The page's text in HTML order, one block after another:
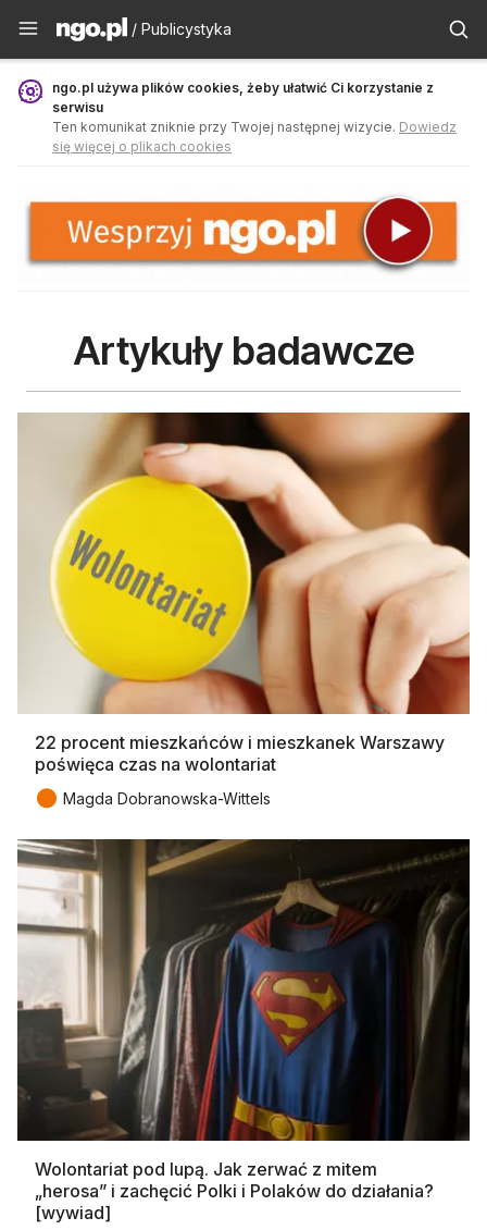
Publicystyka - ngo.pl
/ Publicystyka
ngo.pl używa plików cookies, żeby ułatwić Ci korzystanie z
serwisu
Ten komunikat zniknie przy Twojej następnej wizycie. Dowiedz
się więcej o plikach cookies
Artykuły badawcze
22 procent mieszkańców i mieszkanek Warszawy
poświęca czas na wolontariat
● Magda Dobranowska-Wittels
Wolontariat pod lupą. Jak zerwać z mitem
„herosa” i zachęcić Polki i Polaków do działania?
[wywiad]